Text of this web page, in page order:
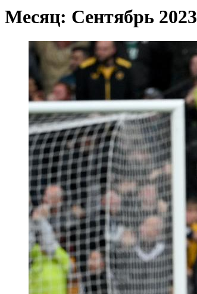
Месяц: Сентябрь 2023